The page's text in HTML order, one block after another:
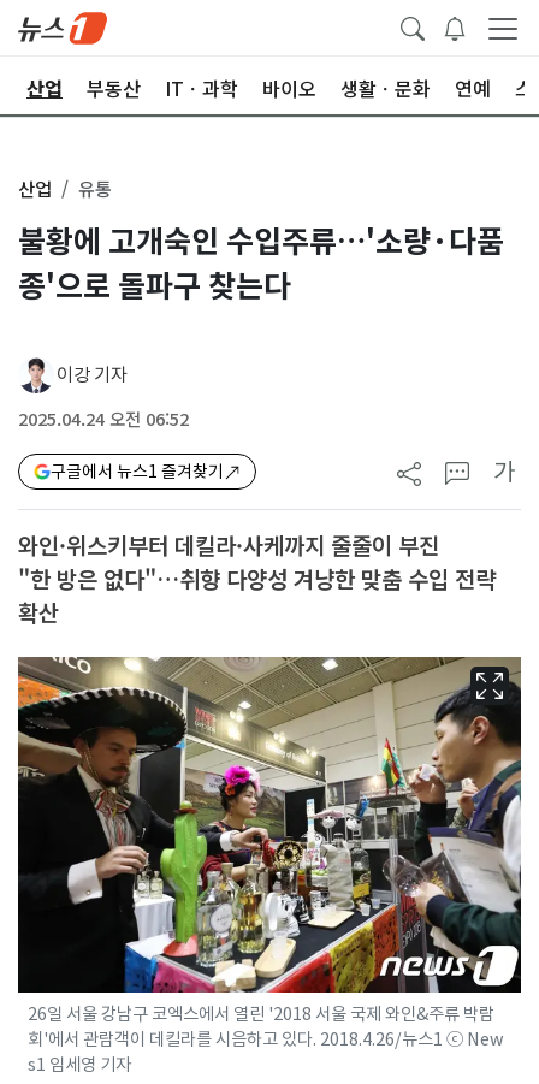
산업 부동산 ITㆍ과학 바이오 생활ㆍ문화 연예 스
산업 유통
불황에 고개숙인 수입주류…'소량·다품
종'으로 돌파구 찾는다
이강 기자
2025.04.24 오전 06:52
구글에서 뉴스1 즐겨찾기 가
와인·위스키부터 데킬라·사케까지 줄줄이 부진
"한 방은 없다"…취향 다양성 겨냥한 맞춤 수입 전략
확산
26일 서울 강남구 코엑스에서 열린 '2018 서울 국제 와인&주류 박람
회'에서 관람객이 데킬라를 시음하고 있다. 2018.4.26/뉴스1 ⓒ New
s1 임세영 기자